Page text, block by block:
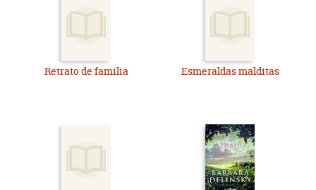
Retrato de familia Esmeraldas malditas